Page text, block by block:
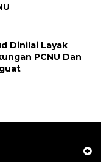
Dinilai Layak
PCNU Dan